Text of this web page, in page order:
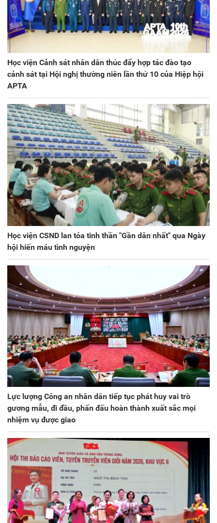
Học viện Cảnh sát nhân dân thúc đẩy hợp tác đào tạo
cảnh sát tại Hội nghị thường niên lần thứ 10 của Hiệp hội
APTA
Học viện CSND lan tỏa tinh thần "Gần dân nhất" qua Ngày
hội hiến máu tình nguyện
Lực lượng Công an nhân dân tiếp tục phát huy vai trò
gương mẫu, đi đầu, phấn đấu hoàn thành xuất sắc mọi
nhiệm vụ được giao